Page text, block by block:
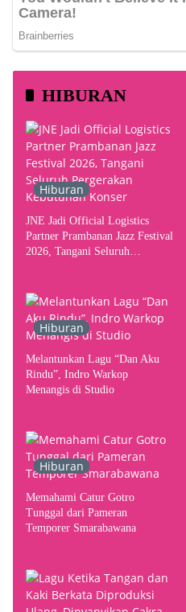
HIBURAN
Hiburan
JNE Jadi Official Logistics
Partner Prambanan Jazz Festival
2026, Tangani Seluruh
Hiburan
Melantunkan Lagu “Dan Aku
Rindu”, Indro Warkop
Menangis di Studio
Hiburan
Memahami Catur Gotro
Tunggal dari Pameran
Temporer Smarabawana